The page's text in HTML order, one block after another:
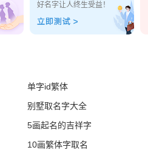
好名字让人终生受益！
单字id繁体
别墅取名字大全
5画起名的吉祥字
10画繁体字取名